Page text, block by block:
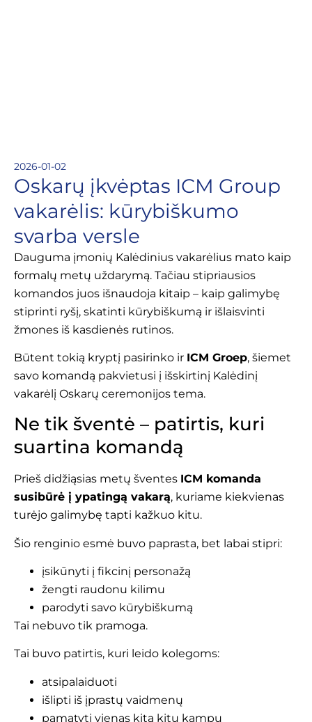
2026-01-02
Oskarų įkvėptas ICM Group
vakarėlis: kūrybiškumo
svarba versle
Dauguma įmonių Kalėdinius vakarėlius mato kaip
formalų metų uždarymą. Tačiau stipriausios
komandos juos išnaudoja kitaip – kaip galimybę
stiprinti ryšį, skatinti kūrybiškumą ir išlaisvinti
žmones iš kasdienės rutinos.
Būtent tokią kryptį pasirinko ir ICM Groep, šiemet
savo komandą pakvietusi į išskirtinį Kalėdinį
vakarėlį Oskarų ceremonijos tema.
Ne tik šventė – patirtis, kuri
suartina komandą
Prieš didžiąsias metų šventes ICM komanda
susibūrė į ypatingą vakarą, kuriame kiekvienas
turėjo galimybę tapti kažkuo kitu.
Šio renginio esmė buvo paprasta, bet labai stipri:
įsikūnyti į fikcinį personažą
žengti raudonu kilimu
parodyti savo kūrybiškumą
Tai nebuvo tik pramoga.
Tai buvo patirtis, kuri leido kolegoms:
atsipalaiduoti
išlipti iš įprastų vaidmenų
pamatyti vienas kitą kitu kampu